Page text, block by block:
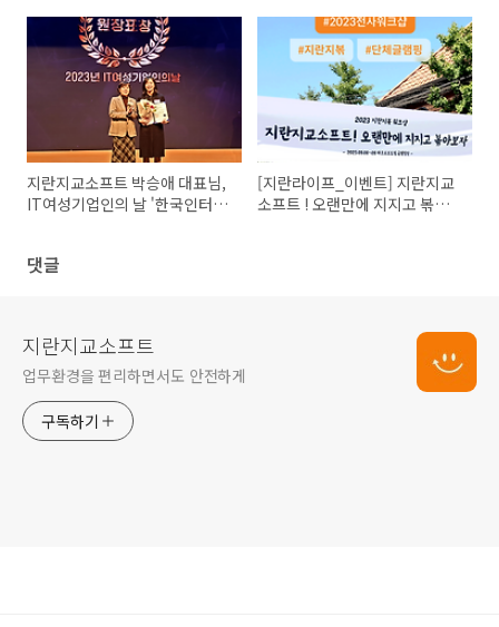
지란지교소프트 박승애 대표님,
IT여성기업인의 날 '한국인터넷
[지란라이프_이벤트] 지란지교
소프트 ! 오랜만에 지지고 볶아
댓글
지란지교소프트
업무환경을 편리하면서도 안전하게
구독하기